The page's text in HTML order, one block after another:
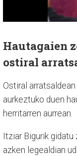
Hautagaien
ostiral
Ostiral
aurkeztuko duen
herritarren aurrean.
Itziar Bigurik
azken legealdian